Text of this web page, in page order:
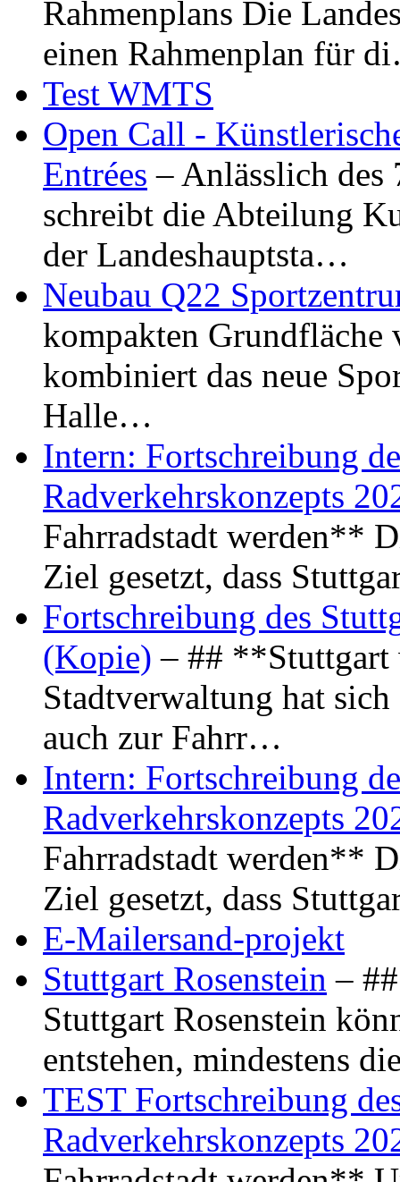
Rahmenplans Die
einen Rahmenplan für
Test WMTS
Open Call -
Entrées – Anlässlich
schreibt die Abteilung
der Landeshauptsta…
Neubau Q22
kompakten Grundfläche
kombiniert das neue
Halle…
Intern: Fortschreibung
Radverkehrskonzepts
Fahrradstadt werden**
Ziel gesetzt, dass
Fortschreibung des
(Kopie) – ## **Stuttgart
Stadtverwaltung hat
auch zur Fahrr…
Intern: Fortschreibung
Radverkehrskonzepts
Fahrradstadt werden**
Ziel gesetzt, dass
E-Mailersand-projekt
Stuttgart Rosenstein –
Stuttgart Rosenstein
entstehen, mindestens
TEST Fortschreibung
Radverkehrskonzepts